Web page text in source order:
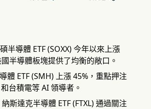
半導體 ETF (SOXX) 今年以來上漲
半導體板塊提供了均衡的敞口。
體 ETF (SMH) 上漲 45%，重點押注
台積電等 AI 領導者。
斯達克半導體 ETF (FTXL) 通過關注